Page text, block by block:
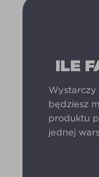
ILE
Wystarczy
będziesz
produktu
jednej